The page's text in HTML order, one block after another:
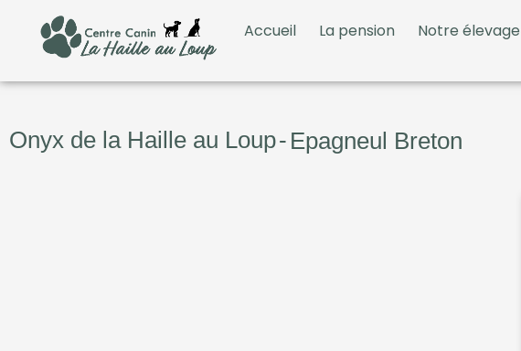
Accueil La pension Notre élevage
Onyx de la Haille au Loup- Epagneul Breton